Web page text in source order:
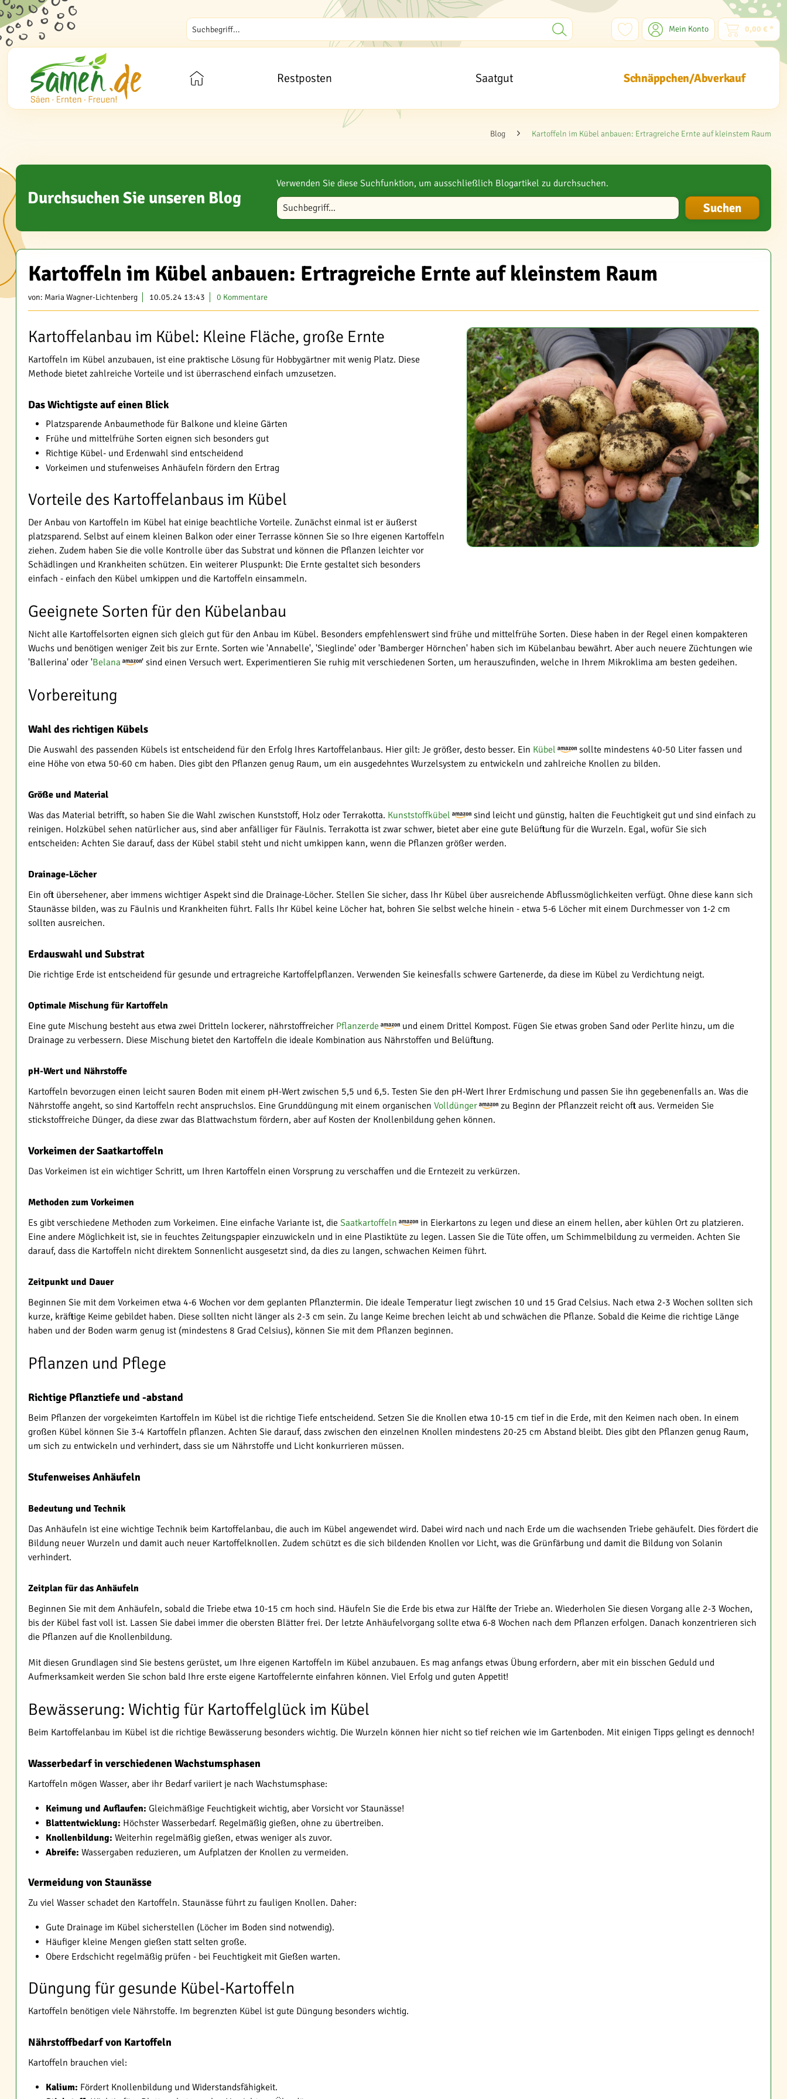
Mein Konto 0,00 € *
Restposten Saatgut Schnäppchen/Abverkauf
Blog Kartoffeln im Kübel anbauen: Ertragreiche Ernte auf kleinstem Raum
Durchsuchen Sie unseren Blog
Verwenden Sie diese Suchfunktion, um ausschließlich Blogartikel zu durchsuchen.
Blog durchsuchen
Kartoffeln im Kübel anbauen: Ertragreiche Ernte auf kleinstem Raum
von: Maria Wagner-Lichtenberg 10.05.24 13:43 0 Kommentare
Kartoffelanbau im Kübel: Kleine Fläche, große Ernte
Kartoffeln im Kübel anzubauen, ist eine praktische Lösung für Hobbygärtner mit wenig Platz. Diese
Methode bietet zahlreiche Vorteile und ist überraschend einfach umzusetzen.
Das Wichtigste auf einen Blick
Platzsparende Anbaumethode für Balkone und kleine Gärten
Frühe und mittelfrühe Sorten eignen sich besonders gut
Richtige Kübel- und Erdenwahl sind entscheidend
Vorkeimen und stufenweises Anhäufeln fördern den Ertrag
Vorteile des Kartoffelanbaus im Kübel
Der Anbau von Kartoffeln im Kübel hat einige beachtliche Vorteile. Zunächst einmal ist er äußerst
platzsparend. Selbst auf einem kleinen Balkon oder einer Terrasse können Sie so Ihre eigenen Kartoffeln
ziehen. Zudem haben Sie die volle Kontrolle über das Substrat und können die Pflanzen leichter vor
Schädlingen und Krankheiten schützen. Ein weiterer Pluspunkt: Die Ernte gestaltet sich besonders
einfach - einfach den Kübel umkippen und die Kartoffeln einsammeln.
Geeignete Sorten für den Kübelanbau
Nicht alle Kartoffelsorten eignen sich gleich gut für den Anbau im Kübel. Besonders empfehlenswert sind frühe und mittelfrühe Sorten. Diese haben in der Regel einen kompakteren
Wuchs und benötigen weniger Zeit bis zur Ernte. Sorten wie 'Annabelle', 'Sieglinde' oder 'Bamberger Hörnchen' haben sich im Kübelanbau bewährt. Aber auch neuere Züchtungen wie
'Ballerina' oder 'Belana ' sind einen Versuch wert. Experimentieren Sie ruhig mit verschiedenen Sorten, um herauszufinden, welche in Ihrem Mikroklima am besten gedeihen.
Vorbereitung
Wahl des richtigen Kübels
Die Auswahl des passenden Kübels ist entscheidend für den Erfolg Ihres Kartoffelanbaus. Hier gilt: Je größer, desto besser. Ein Kübel
sollte mindestens 40-50 Liter fassen und
eine Höhe von etwa 50-60 cm haben. Dies gibt den Pflanzen genug Raum, um ein ausgedehntes Wurzelsystem zu entwickeln und zahlreiche Knollen zu bilden.
Größe und Material
Was das Material betrifft, so haben Sie die Wahl zwischen Kunststoff, Holz oder Terrakotta. Kunststoffkübel
sind leicht und günstig, halten die Feuchtigkeit gut und sind einfach zu
reinigen. Holzkübel sehen natürlicher aus, sind aber anfälliger für Fäulnis. Terrakotta ist zwar schwer, bietet aber eine gute Belüftung für die Wurzeln. Egal, wofür Sie sich
entscheiden: Achten Sie darauf, dass der Kübel stabil steht und nicht umkippen kann, wenn die Pflanzen größer werden.
Drainage-Löcher
Ein oft übersehener, aber immens wichtiger Aspekt sind die Drainage-Löcher. Stellen Sie sicher, dass Ihr Kübel über ausreichende Abflussmöglichkeiten verfügt. Ohne diese kann sich
Staunässe bilden, was zu Fäulnis und Krankheiten führt. Falls Ihr Kübel keine Löcher hat, bohren Sie selbst welche hinein - etwa 5-6 Löcher mit einem Durchmesser von 1-2 cm
sollten ausreichen.
Erdauswahl und Substrat
Die richtige Erde ist entscheidend für gesunde und ertragreiche Kartoffelpflanzen. Verwenden Sie keinesfalls schwere Gartenerde, da diese im Kübel zu Verdichtung neigt.
Optimale Mischung für Kartoffeln
Eine gute Mischung besteht aus etwa zwei Dritteln lockerer, nährstoffreicher Pflanzerde
und einem Drittel Kompost. Fügen Sie etwas groben Sand oder Perlite hinzu, um die
Drainage zu verbessern. Diese Mischung bietet den Kartoffeln die ideale Kombination aus Nährstoffen und Belüftung.
pH-Wert und Nährstoffe
Kartoffeln bevorzugen einen leicht sauren Boden mit einem pH-Wert zwischen 5,5 und 6,5. Testen Sie den pH-Wert Ihrer Erdmischung und passen Sie ihn gegebenenfalls an. Was die
Nährstoffe angeht, so sind Kartoffeln recht anspruchslos. Eine Grunddüngung mit einem organischen Volldünger
zu Beginn der Pflanzzeit reicht oft aus. Vermeiden Sie
stickstoffreiche Dünger, da diese zwar das Blattwachstum fördern, aber auf Kosten der Knollenbildung gehen können.
Vorkeimen der Saatkartoffeln
Das Vorkeimen ist ein wichtiger Schritt, um Ihren Kartoffeln einen Vorsprung zu verschaffen und die Erntezeit zu verkürzen.
Methoden zum Vorkeimen
Es gibt verschiedene Methoden zum Vorkeimen. Eine einfache Variante ist, die Saatkartoffeln
in Eierkartons zu legen und diese an einem hellen, aber kühlen Ort zu platzieren.
Eine andere Möglichkeit ist, sie in feuchtes Zeitungspapier einzuwickeln und in eine Plastiktüte zu legen. Lassen Sie die Tüte offen, um Schimmelbildung zu vermeiden. Achten Sie
darauf, dass die Kartoffeln nicht direktem Sonnenlicht ausgesetzt sind, da dies zu langen, schwachen Keimen führt.
Zeitpunkt und Dauer
Beginnen Sie mit dem Vorkeimen etwa 4-6 Wochen vor dem geplanten Pflanztermin. Die ideale Temperatur liegt zwischen 10 und 15 Grad Celsius. Nach etwa 2-3 Wochen sollten sich
kurze, kräftige Keime gebildet haben. Diese sollten nicht länger als 2-3 cm sein. Zu lange Keime brechen leicht ab und schwächen die Pflanze. Sobald die Keime die richtige Länge
haben und der Boden warm genug ist (mindestens 8 Grad Celsius), können Sie mit dem Pflanzen beginnen.
Pflanzen und Pflege
Richtige Pflanztiefe und -abstand
Beim Pflanzen der vorgekeimten Kartoffeln im Kübel ist die richtige Tiefe entscheidend. Setzen Sie die Knollen etwa 10-15 cm tief in die Erde, mit den Keimen nach oben. In einem
großen Kübel können Sie 3-4 Kartoffeln pflanzen. Achten Sie darauf, dass zwischen den einzelnen Knollen mindestens 20-25 cm Abstand bleibt. Dies gibt den Pflanzen genug Raum,
um sich zu entwickeln und verhindert, dass sie um Nährstoffe und Licht konkurrieren müssen.
Stufenweises Anhäufeln
Bedeutung und Technik
Das Anhäufeln ist eine wichtige Technik beim Kartoffelanbau, die auch im Kübel angewendet wird. Dabei wird nach und nach Erde um die wachsenden Triebe gehäufelt. Dies fördert die
Bildung neuer Wurzeln und damit auch neuer Kartoffelknollen. Zudem schützt es die sich bildenden Knollen vor Licht, was die Grünfärbung und damit die Bildung von Solanin
verhindert.
Zeitplan für das Anhäufeln
Beginnen Sie mit dem Anhäufeln, sobald die Triebe etwa 10-15 cm hoch sind. Häufeln Sie die Erde bis etwa zur Hälfte der Triebe an. Wiederholen Sie diesen Vorgang alle 2-3 Wochen,
bis der Kübel fast voll ist. Lassen Sie dabei immer die obersten Blätter frei. Der letzte Anhäufelvorgang sollte etwa 6-8 Wochen nach dem Pflanzen erfolgen. Danach konzentrieren sich
die Pflanzen auf die Knollenbildung.
Mit diesen Grundlagen sind Sie bestens gerüstet, um Ihre eigenen Kartoffeln im Kübel anzubauen. Es mag anfangs etwas Übung erfordern, aber mit ein bisschen Geduld und
Aufmerksamkeit werden Sie schon bald Ihre erste eigene Kartoffelernte einfahren können. Viel Erfolg und guten Appetit!
Bewässerung: Wichtig für Kartoffelglück im Kübel
Beim Kartoffelanbau im Kübel ist die richtige Bewässerung besonders wichtig. Die Wurzeln können hier nicht so tief reichen wie im Gartenboden. Mit einigen Tipps gelingt es dennoch!
Wasserbedarf in verschiedenen Wachstumsphasen
Kartoffeln mögen Wasser, aber ihr Bedarf variiert je nach Wachstumsphase:
Keimung und Auflaufen: Gleichmäßige Feuchtigkeit wichtig, aber Vorsicht vor Staunässe!
Blattentwicklung: Höchster Wasserbedarf. Regelmäßig gießen, ohne zu übertreiben.
Knollenbildung: Weiterhin regelmäßig gießen, etwas weniger als zuvor.
Abreife: Wassergaben reduzieren, um Aufplatzen der Knollen zu vermeiden.
Vermeidung von Staunässe
Zu viel Wasser schadet den Kartoffeln. Staunässe führt zu fauligen Knollen. Daher:
Gute Drainage im Kübel sicherstellen (Löcher im Boden sind notwendig).
Häufiger kleine Mengen gießen statt selten große.
Obere Erdschicht regelmäßig prüfen - bei Feuchtigkeit mit Gießen warten.
Düngung für gesunde Kübel-Kartoffeln
Kartoffeln benötigen viele Nährstoffe. Im begrenzten Kübel ist gute Düngung besonders wichtig.
Nährstoffbedarf von Kartoffeln
Kartoffeln brauchen viel:
Kalium: Fördert Knollenbildung und Widerstandsfähigkeit.